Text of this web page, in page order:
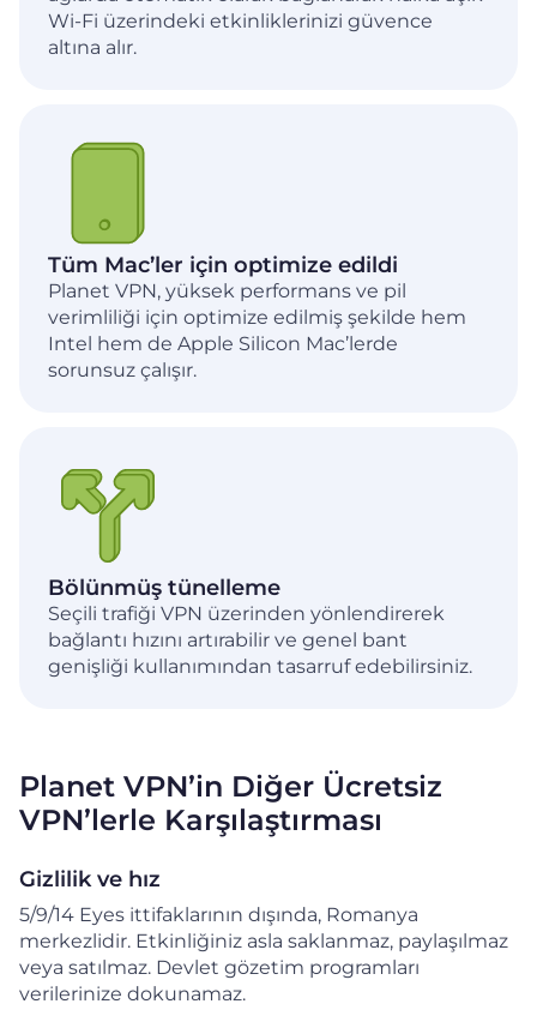
Wi-Fi üzerindeki etkinliklerinizi güvence
altına alır.
Tüm Mac’ler için optimize edildi
Planet VPN, yüksek performans ve pil
verimliliği için optimize edilmiş şekilde hem
Intel hem de Apple Silicon Mac’lerde
sorunsuz çalışır.
Bölünmüş tünelleme
Seçili trafiği VPN üzerinden yönlendirerek
bağlantı hızını artırabilir ve genel bant
genişliği kullanımından tasarruf edebilirsiniz.
Planet VPN’in Diğer Ücretsiz
VPN’lerle Karşılaştırması
Gizlilik ve hız
5/9/14 Eyes ittifaklarının dışında, Romanya
merkezlidir. Etkinliğiniz asla saklanmaz, paylaşılmaz
veya satılmaz. Devlet gözetim programları
verilerinize dokunamaz.